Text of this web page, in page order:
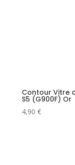
Contour Vitre
S5 (G900F) Or
4,90 €